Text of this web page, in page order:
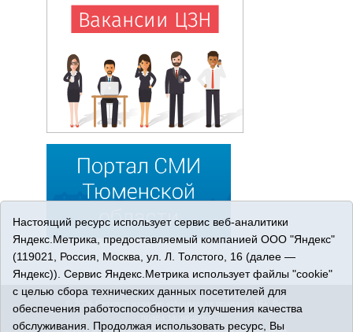
© 2026 Сетевое издание «Ишимская правда». 16+. Все
права защищены.
Настоящий ресурс использует сервис веб-аналитики
Яндекс.Метрика, предоставляемый компанией ООО "Яндекс"
(119021, Россия, Москва, ул. Л. Толстого, 16 (далее —
Яндекс)). Сервис Яндекс.Метрика использует файлы "cookie"
с целью сбора технических данных посетителей для
обеспечения работоспособности и улучшения качества
обслуживания. Продолжая использовать ресурс, Вы